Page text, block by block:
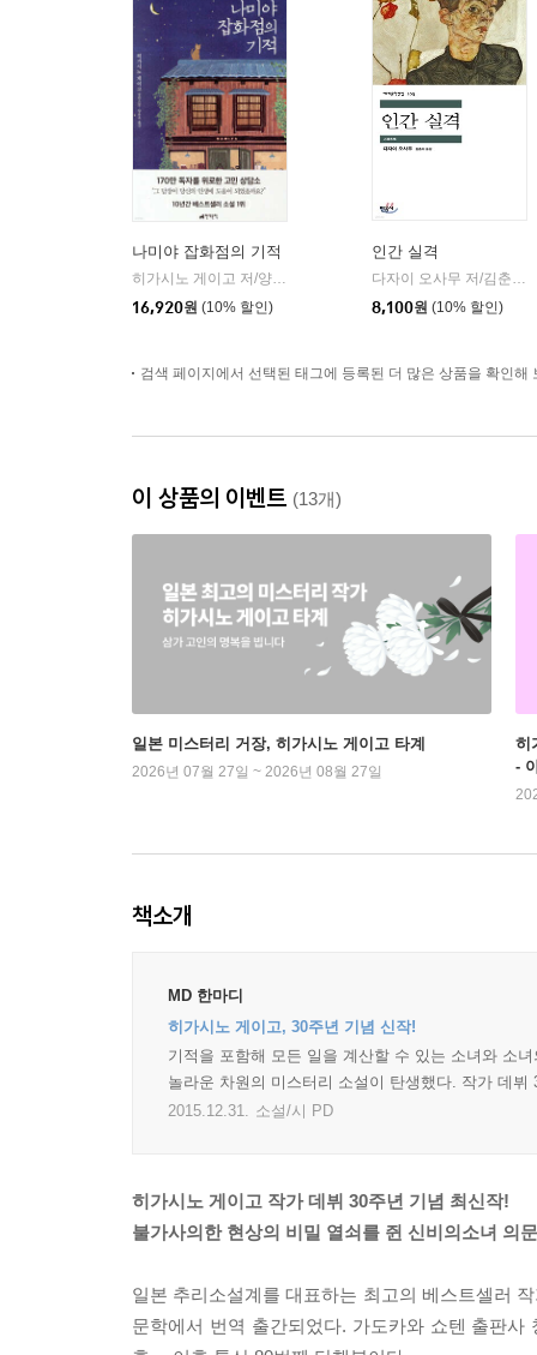
나미야 잡화점의 기적
히가시노 게이고 저/양윤옥 역
현대문학
16,920원 (10% 할인)
인간 실격
다자이 오사무 저/김춘미 역
8,100원 (10% 할인)
검색 페이지에서 선택된 태그에 등록된 더 많은 상품을 확인해
이 상품의 이벤트 (13개)
일본 미스터리 거장, 히가시노 게이고 타계
2026년 07월 27일 ~ 2026년 08월 27일
히
-
책소개
MD 한마디
히가시노 게이고, 30주년 기념 신작!
기적을 포함해 모든 일을 계산할 수 있는 소녀와 소
놀라운 차원의 미스터리 소설이 탄생했다. 작가 데
2015.12.31. 소설/시 PD
히가시노 게이고 작가 데뷔 30주년 기념 최신작!
불가사의한 현상의 비밀 열쇠를 쥔 신비의소녀 의
일본 추리소설계를 대표하는 최고의 베스트셀러
문학에서 번역 출간되었다. 가도카와 쇼텐 출판